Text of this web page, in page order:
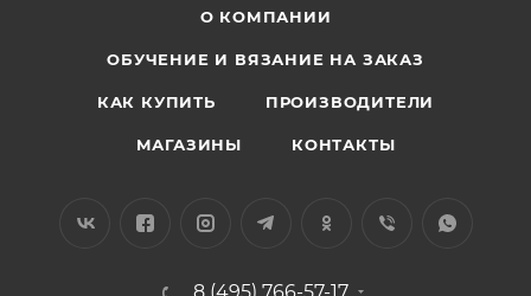
О КОМПАНИИ
ОБУЧЕНИЕ И ВЯЗАНИЕ НА ЗАКАЗ
КАК КУПИТЬ ПРОИЗВОДИТЕЛИ
МАГАЗИНЫ КОНТАКТЫ